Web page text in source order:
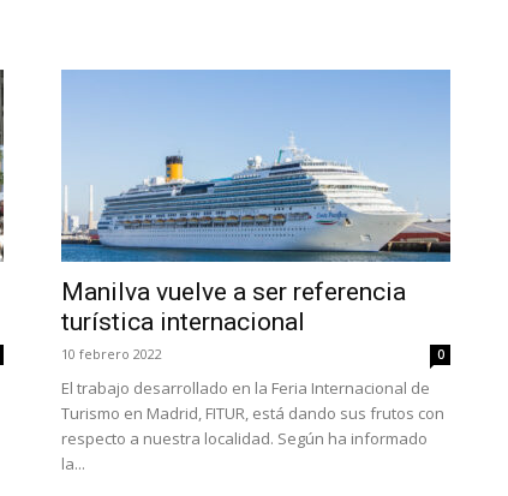
Manilva vuelve a ser referencia
turística internacional
10 febrero 2022 0
El trabajo desarrollado en la Feria Internacional de
Turismo en Madrid, FITUR, está dando sus frutos con
respecto a nuestra localidad. Según ha informado
la...